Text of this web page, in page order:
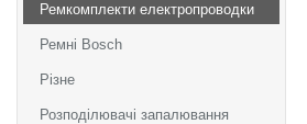
Ремкомплекти електропроводки
Ремні Bosch
Різне
Розподілювачі запалювання